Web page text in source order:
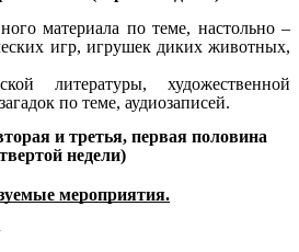
материала по теме, настольно –
игр, игрушек диких животных,
литературы, художественной
по теме, аудиозаписей.
и третья, первая половина
недели)
мероприятия.